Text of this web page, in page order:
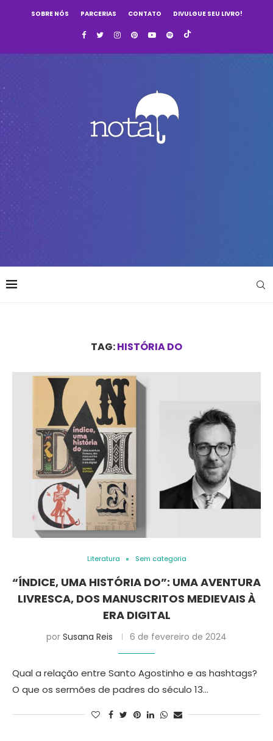
SOBRE NÓS PARCERIAS CONTATO DIVULGUE SEU LIVRO!
TAG:HISTÓRIA DO
Literatura Sem categoria
“ÍNDICE, UMA HISTÓRIA DO”: UMA AVENTURA
LIVRESCA, DOS MANUSCRITOS MEDIEVAIS À
ERA DIGITAL
por Susana Reis 6 de fevereiro de 2024
Qual a relação entre Santo Agostinho e as hashtags?
O que os sermões de padres do século 13…